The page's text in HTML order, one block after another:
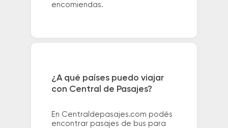
encomiendas.
¿A qué países puedo viajar
con Central de Pasajes?
En Centraldepasajes.com podés
encontrar pasajes de bus para